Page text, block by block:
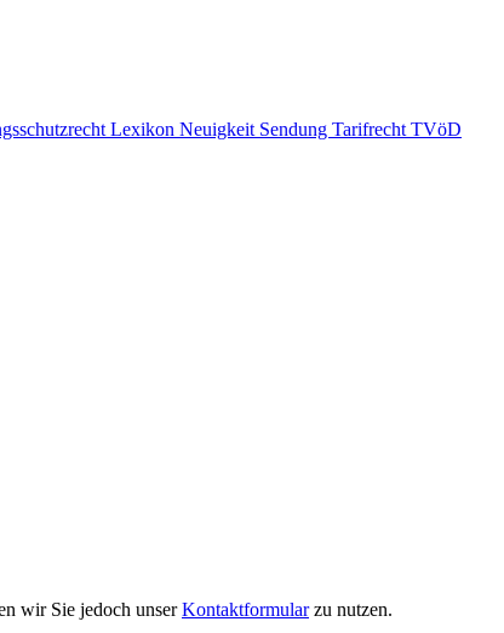
Lexikon Neuigkeit Sendung Tarifrecht TVöD
wir Sie jedoch unserKontaktformularzu nutzen.